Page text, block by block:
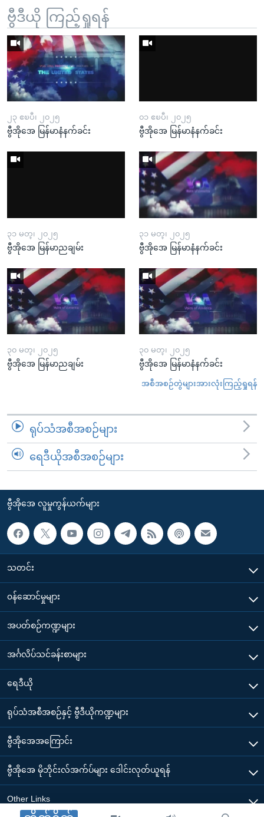
ဗွီဒီယို ကြည့်ရှုရန်
၂၃ ဧၿပီ၊ ၂၀၂၅
ဗွီအိုအေ မြန်မာနံနက်ခင်း
၀၁ ဧၿပီ၊ ၂၀၂၅
ဗွီအိုအေ မြန်မာနံနက်ခင်း
၃၁ မတ္၊ ၂၀၂၅
ဗွီအိုအေ မြန်မာညချမ်း
၃၁ မတ္၊ ၂၀၂၅
ဗွီအိုအေ မြန်မာနံနက်ခင်း
၃၀ မတ္၊ ၂၀၂၅
ဗွီအိုအေ မြန်မာညချမ်း
၃၀ မတ္၊ ၂၀၂၅
ဗွီအိုအေ မြန်မာနံနက်ခင်း
အစီအစဉ်တွဲများအားလုံးကြည့်ရှုရန်
ရုပ်သံအစီအစဉ်များ
ရေဒီယိုအစီအစဉ်များ
ဗွီအိုအေ လူမှုကွန်ယက်များ
သတင်း
၀န်ဆောင်မှုများ
အပတ်စဉ်ကဏ္ဍများ
အင်္ဂလိပ်သင်ခန်းစာများ
ရေဒီယို
ရုပ်သံအစီအစဉ်နှင့် ဗွီဒီယိုကဏ္ဍများ
ဗွီအိုအေအကြောင်း
ဗွီအိုအေ မိုဘိုင်းလ်အက်ပ်များ ဒေါင်းလုတ်ယူရန်
Other Links